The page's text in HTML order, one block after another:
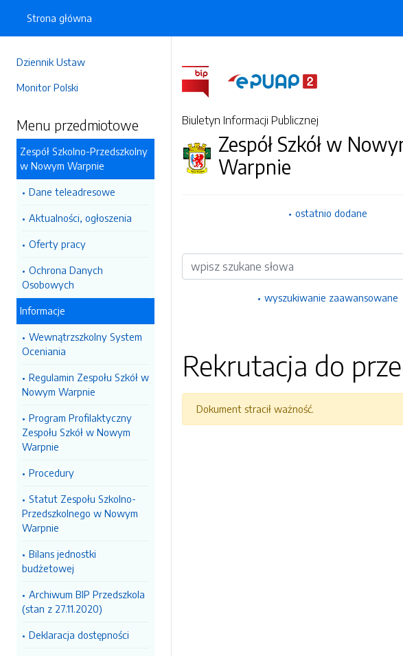
Dziennik Ustaw
Monitor Polski
Menu przedmiotowe
Zespół Szkolno-Przedszkolny
w Nowym Warpnie
Dane teleadresowe
Aktualności, ogłoszenia
Oferty pracy
Ochrona Danych
Osobowych
Informacje
Wewnątrzszkolny System
Oceniania
Regulamin Zespołu Szkół w
Nowym Warpnie
Program Profilaktyczny
Zespołu Szkół w Nowym
Warpnie
Procedury
Statut Zespołu Szkolno-
Przedszkolnego w Nowym
Warpnie
Bilans jednostki
budżetowej
Archiwum BIP Przedszkola
(stan z 27.11.2020)
Deklaracja dostępności
Strona główna
Biuletyn Informacji Publicznej
Zespół Szkół w
Warpnie
ostatnio dodane
Wyszukiwarka
wyszukiwanie zaawansowane
Rekrutacja do
Dokument stracił ważność.